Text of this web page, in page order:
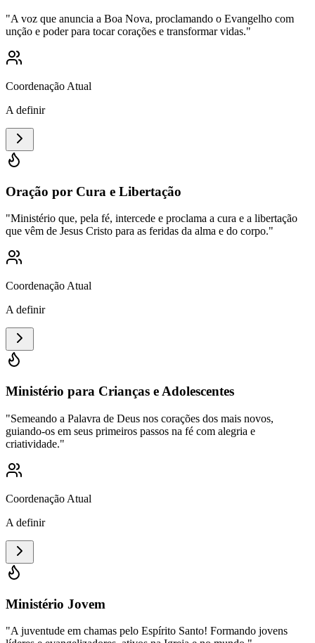
"A voz que anuncia a Boa Nova, proclamando o Evangelho com
unção e poder para tocar corações e transformar vidas."
Coordenação Atual
A definir
Oração por Cura e Libertação
"Ministério que, pela fé, intercede e proclama a cura e a libertação
que vêm de Jesus Cristo para as feridas da alma e do corpo."
Coordenação Atual
A definir
Ministério para Crianças e Adolescentes
"Semeando a Palavra de Deus nos corações dos mais novos,
guiando-os em seus primeiros passos na fé com alegria e
criatividade."
Coordenação Atual
A definir
Ministério Jovem
"A juventude em chamas pelo Espírito Santo! Formando jovens